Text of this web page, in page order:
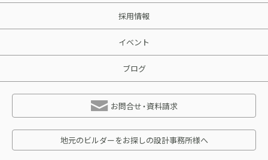
採用情報
イベント
ブログ
お問合せ・資料請求
地元のビルダーをお探しの設計事務所様へ